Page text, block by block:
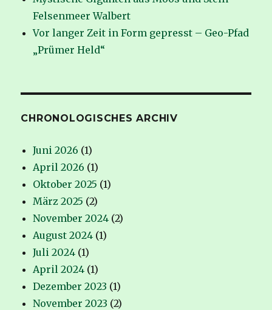
Felsenmeer Walbert
Vor langer Zeit in Form gepresst – Geo-Pfad
„Prümer Held“
CHRONOLOGISCHES ARCHIV
Juni 2026 (1)
April 2026 (1)
Oktober 2025 (1)
März 2025 (2)
November 2024 (2)
August 2024 (1)
Juli 2024 (1)
April 2024 (1)
Dezember 2023 (1)
November 2023 (2)